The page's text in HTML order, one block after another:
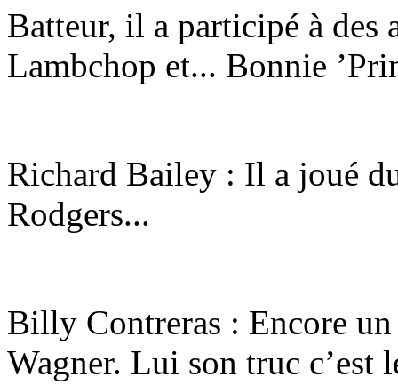
Batteur, il a participé à des
Lambchop et... Bonnie
Richard Bailey : Il a joué
Rodgers...
Billy Contreras : Encore
Wagner. Lui son truc c’est